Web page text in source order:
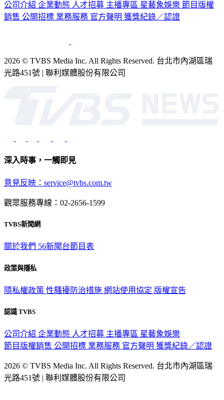
公司介紹 企業動態 人才招募 主播專區 星藝象娛樂 節目版權
銷售 公開招標 業務服務 官方聲明 獲獎紀錄／認證
2026 © TVBS Media Inc. All Rights Reserved. 台北市內湖區瑞
光路451號 | 聯利媒體股份有限公司
深入時事，一觸即見
意見反映：service@tvbs.com.tw
觀眾服務專線：02-2656-1599
TVBS新聞網
關於我們 56新聞台節目表
政策與隱私
隱私權政策 性騷擾防治措施 網站使用協定 版權宣告
認識 TVBS
公司介紹 企業動態 人才招募 主播專區 星藝象娛樂
節目版權銷售 公開招標 業務服務 官方聲明 獲獎紀錄／認證
2026 © TVBS Media Inc. All Rights Reserved. 台北市內湖區瑞
光路451號 | 聯利媒體股份有限公司